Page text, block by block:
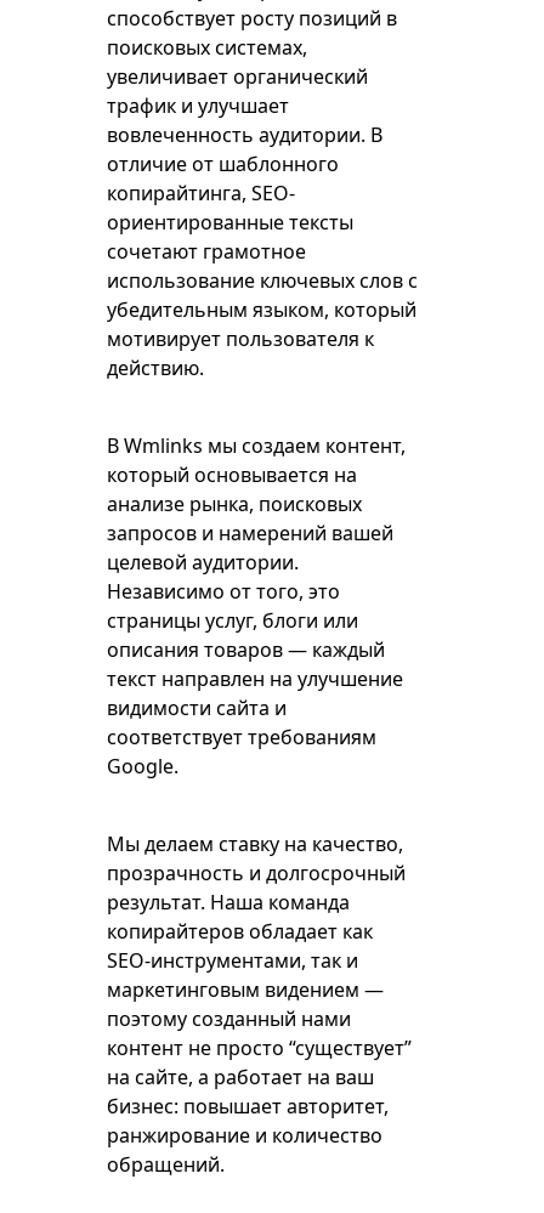
способствует росту позиций в
поисковых системах,
увеличивает органический
трафик и улучшает
вовлеченность аудитории. В
отличие от шаблонного
копирайтинга, SEO-
ориентированные тексты
сочетают грамотное
использование ключевых слов с
убедительным языком, который
мотивирует пользователя к
действию.
В Wmlinks мы создаем контент,
который основывается на
анализе рынка, поисковых
запросов и намерений вашей
целевой аудитории.
Независимо от того, это
страницы услуг, блоги или
описания товаров — каждый
текст направлен на улучшение
видимости сайта и
соответствует требованиям
Google.
Мы делаем ставку на качество,
прозрачность и долгосрочный
результат. Наша команда
копирайтеров обладает как
SEO-инструментами, так и
маркетинговым видением —
поэтому созданный нами
контент не просто “существует”
на сайте, а работает на ваш
бизнес: повышает авторитет,
ранжирование и количество
обращений.